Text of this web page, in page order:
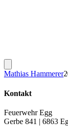
Mathias Hammerer
Kontakt
Feuerwehr Egg
Gerbe 841 | 6863